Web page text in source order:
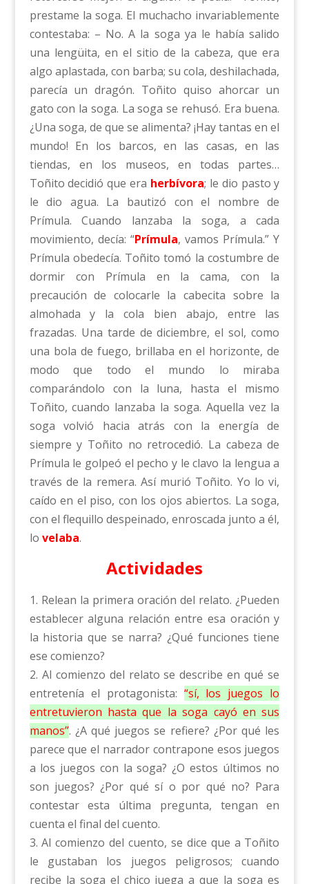
prestame la soga. El muchacho invariablemente
contestaba: – No. A la soga ya le había salido
una lengüita, en el sitio de la cabeza, que era
algo aplastada, con barba; su cola, deshilachada,
parecía un dragón. Toñito quiso ahorcar un
gato con la soga. La soga se rehusó. Era buena.
¿Una soga, de que se alimenta? ¡Hay tantas en el
mundo! En los barcos, en las casas, en las
tiendas, en los museos, en todas partes…
Toñito decidió que era herbívora; le dio pasto y
le dio agua. La bautizó con el nombre de
Prímula. Cuando lanzaba la soga, a cada
movimiento, decía: “Prímula, vamos Prímula.” Y
Prímula obedecía. Toñito tomó la costumbre de
dormir con Prímula en la cama, con la
precaución de colocarle la cabecita sobre la
almohada y la cola bien abajo, entre las
frazadas. Una tarde de diciembre, el sol, como
una bola de fuego, brillaba en el horizonte, de
modo que todo el mundo lo miraba
comparándolo con la luna, hasta el mismo
Toñito, cuando lanzaba la soga. Aquella vez la
soga volvió hacia atrás con la energía de
siempre y Toñito no retrocedió. La cabeza de
Prímula le golpeó el pecho y le clavo la lengua a
través de la remera. Así murió Toñito. Yo lo vi,
caído en el piso, con los ojos abiertos. La soga,
con el flequillo despeinado, enroscada junto a él,
lo velaba.
Actividades
1. Relean la primera oración del relato. ¿Pueden
establecer alguna relación entre esa oración y
la historia que se narra? ¿Qué funciones tiene
ese comienzo?
2. Al comienzo del relato se describe en qué se
entretenía el protagonista: “sí, los juegos lo
entretuvieron hasta que la soga cayó en sus
manos”. ¿A qué juegos se refiere? ¿Por qué les
parece que el narrador contrapone esos juegos
a los juegos con la soga? ¿O estos últimos no
son juegos? ¿Por qué sí o por qué no? Para
contestar esta última pregunta, tengan en
cuenta el final del cuento.
3. Al comienzo del cuento, se dice que a Toñito
le gustaban los juegos peligrosos; cuando
recibe la soga el chico juega a que la soga es